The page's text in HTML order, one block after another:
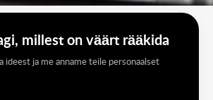
millest on väärt rääkida
ideest ja me anname teile personaalset